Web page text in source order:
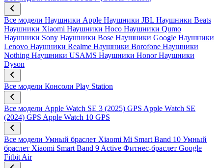
Все модели Наушники Apple Наушники JBL Наушники Beats
Наушники Xiaomi Наушники Hoco Наушники Qumo
Наушники Sony Наушники Bose Наушники Google Наушники
Lenovo Наушники Realme Наушники Borofone Наушники
Nothing Наушники USAMS Наушники Honor Наушники
Dyson
Все модели Консоли Play Station
Все модели Apple Watch SE 3 (2025) GPS Apple Watch SE
(2024) GPS Apple Watch 10 GPS
Все модели Умный браслет Xiaomi Mi Smart Band 10 Умный
браслет Xiaomi Smart Band 9 Active Фитнес-браслет Google
Fitbit Air